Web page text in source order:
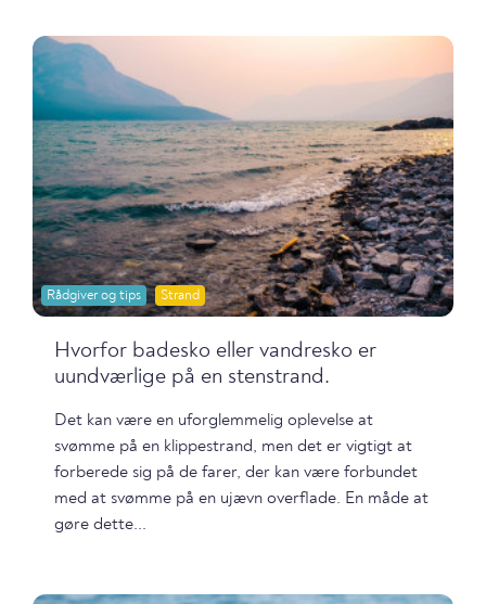
Rådgiver og tips Strand
Hvorfor badesko eller vandresko er
uundværlige på en stenstrand.
Det kan være en uforglemmelig oplevelse at
svømme på en klippestrand, men det er vigtigt at
forberede sig på de farer, der kan være forbundet
med at svømme på en ujævn overflade. En måde at
gøre dette...